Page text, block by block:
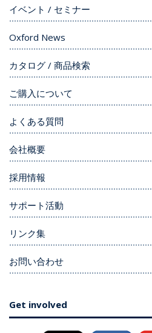
イベント / セミナー
Oxford News
カタログ / 商品検索
ご購入について
よくある質問
会社概要
採用情報
サポート活動
リンク集
お問い合わせ
Get involved